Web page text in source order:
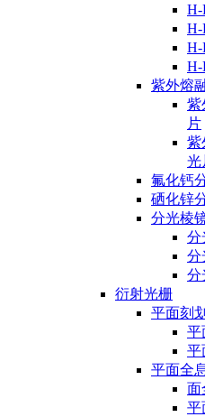
H-
H-
H-
H-
紫外熔
紫
片
紫
光
氟化钙
硒化锌
分光棱
分
分
分
衍射光栅
平面刻
平
平
平面全
面
平